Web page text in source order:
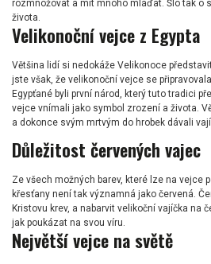
rozmnožovat a mít mnoho mláďat. Šlo tak o
života.
Velikonoční vejce z Egypta
Většina lidí si nedokáže Velikonoce
jste však, že velikonoční vejce se
Egypťané byli první národ, který tuto tradici
vejce vnímali jako symbol zrození a života.
a dokonce svým mrtvým do hrobek dávali
Důležitost červených vajec
Ze všech možných barev, které lze na vejce
křesťany není tak významná jako červená.
Kristovu krev, a nabarvit velikoční vajíčka na
jak poukázat na svou víru.
Největší vejce na světě